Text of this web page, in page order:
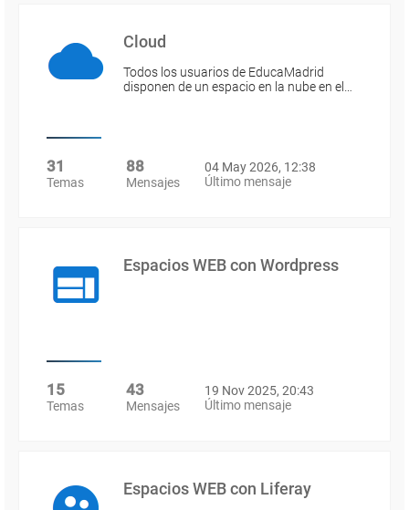
Cloud
Todos los usuarios de EducaMadrid
disponen de un espacio en la nube en el…
31
Temas
88
Mensajes
04 May 2026, 12:38
Último mensaje
Espacios WEB con Wordpress
15
Temas
43
Mensajes
19 Nov 2025, 20:43
Último mensaje
Espacios WEB con Liferay